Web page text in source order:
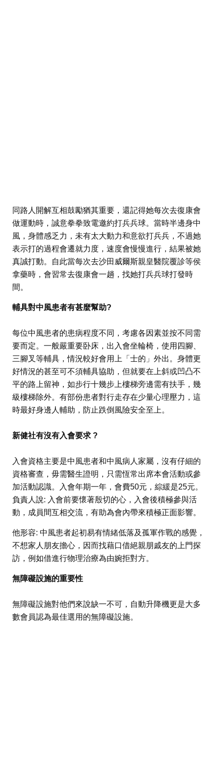
同路人開解互相鼓勵猶其重要，還記得她每次去復康會
做運動時，誠意拳拳致電邀約打兵兵球。當時半邊身中
風，身體感乏力，未有太大動力和意欲打兵兵，不過她
表示打的過程會遷就力度，速度會慢慢進行，結果被她
真誠打動。自此當每次去沙田威爾斯親皇醫院覆診等侯
拿藥時，會習常去復康會一趟，找她打兵兵球打發時
間。
輔具對中風患者有甚麼幫助?
每位中風患者的患病程度不同，考慮各因素並按不同需
要而定。一般嚴重要卧床，出入會坐輪椅，使用四腳、
三腳叉等輔具，情況較好會用上「士的」外出。身體更
好情況的甚至可不須輔具協助，但就要在上斜或凹凸不
平的路上留神，如步行十幾步上樓梯旁邊需有扶手，幾
級樓梯除外。有部份患者對行走存在少量心理壓力，這
時最好身邊人輔助，防止跌倒風險安全至上。
新健社有沒有入會要求 ?
入會資格主要是中風患者和中風病人家屬，沒有仔細的
資格審查，毋需醫生證明，只需恆常出席本會活動或參
加活動認識。入會年期一年，會費50元，綜緩是25元。
負責人說: 入會前要懷著殷切的心，入會後積極參與活
動，成員間互相交流，有助為會內帶來積極正面影響。
他形容: 中風患者起初易有情緒低落及孤軍作戰的感覺，
不想家人朋友擔心，因而找藉口借絕親朋戚友的上門探
訪，例如借進行物理治療為由婉拒對方。
無障礙設施的重要性
無障礙設施對他們來說缺一不可，自動升降機更是大多
數會員認為最佳選用的無障礙設施。